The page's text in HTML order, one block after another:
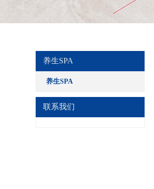
养生SPA
养生SPA
联系我们